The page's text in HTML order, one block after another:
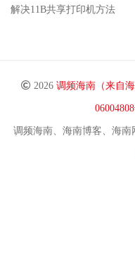
解决11B共享打印机方法
2026 调频海南（来自
调频海南、海南博客、海南